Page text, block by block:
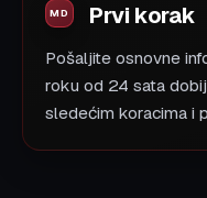
Prvi korak
Pošaljite osnovne
roku od 24 sata
sledećim koracima i